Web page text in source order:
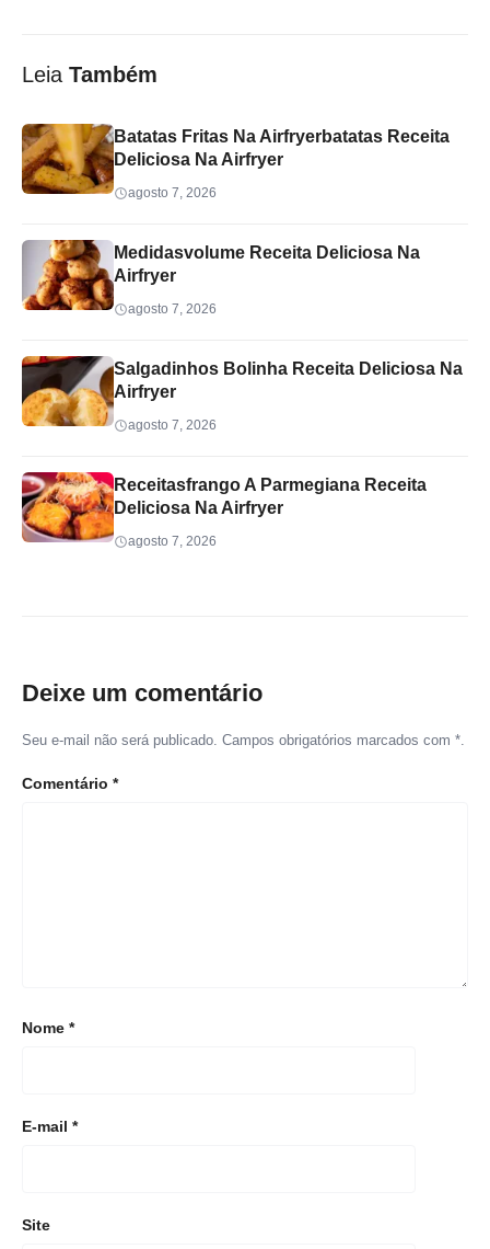
Leia Também
Batatas Fritas Na Airfryerbatatas Receita
Deliciosa Na Airfryer
agosto 7, 2026
Medidasvolume Receita Deliciosa Na
Airfryer
agosto 7, 2026
Salgadinhos Bolinha Receita Deliciosa Na
Airfryer
agosto 7, 2026
Receitasfrango A Parmegiana Receita
Deliciosa Na Airfryer
agosto 7, 2026
Deixe um comentário
Seu e-mail não será publicado. Campos obrigatórios marcados com *.
Comentário *
Nome *
E-mail *
Site